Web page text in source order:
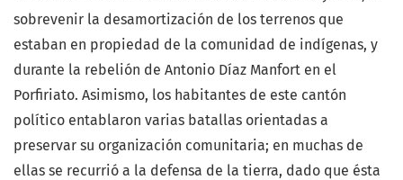
sobrevenir la desamortización de los terrenos que
estaban en propiedad de la comunidad de indígenas, y
durante la rebelión de Antonio Díaz Manfort en el
Porfiriato. Asimismo, los habitantes de este cantón
político entablaron varias batallas orientadas a
preservar su organización comunitaria; en muchas de
ellas se recurrió a la defensa de la tierra, dado que ésta